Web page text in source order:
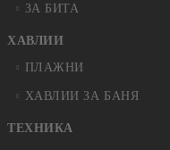
ЗА БИТА
ХАВЛИИ
ПЛАЖНИ
ХАВЛИИ ЗА БАНЯ
ТЕХНИКА